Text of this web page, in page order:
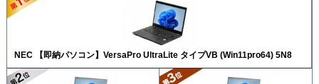
NEC 【即納パソコン】VersaPro UltraLite タイプVB (Win11pro64) 5N8